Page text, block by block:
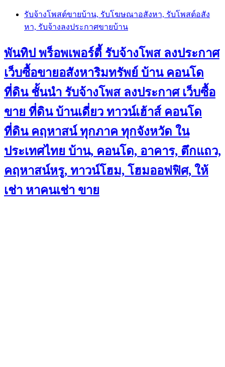
Skip
content
รับจ้างโพสต์ขายบ้าน, รับโฆษณาอสังหา, รับโพสต์อสัง
หา, รับจ้างลงประกาศขายบ้าน
พันทิป พร็อพเพอร์ตี้ รับจ้างโพส ลงประกาศ
เว็บซื้อขายอสังหาริมทรัพย์ บ้าน คอนโด
ที่ดิน ชั้นนำ รับจ้างโพส ลงประกาศ เว็บซื้อ
ขาย ที่ดิน บ้านเดี่ยว ทาวน์เฮ้าส์ คอนโด
ที่ดิน คฤหาสน์ ทุกภาค ทุกจังหวัด ใน
ประเทศไทย บ้าน, คอนโด, อาคาร, ตึกแถว,
คฤหาสน์หรู, ทาวน์โฮม, โฮมออฟฟิศ, ให้
เช่า หาคนเช่า ขาย